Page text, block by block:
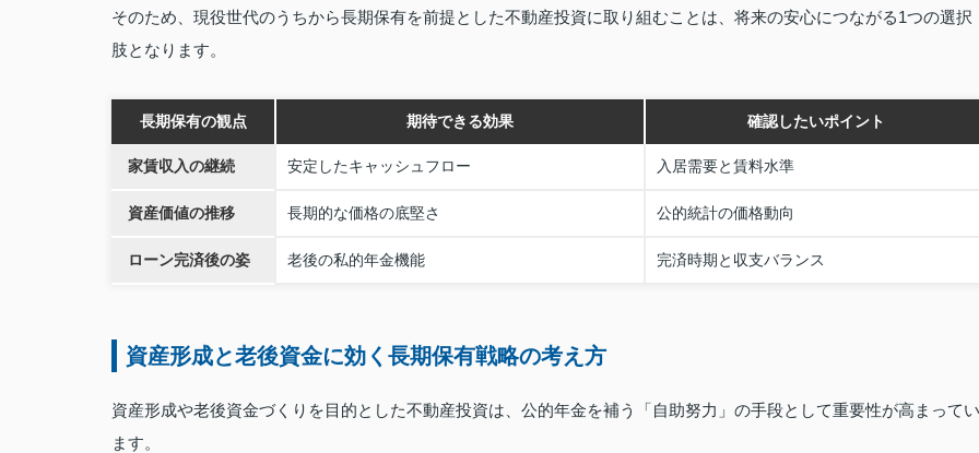
そのため、現役世代のうちから長期保有を前提とした不動産投資に取り組むことは、将来の安心につながる1つの選択
肢となります。
長期保有の観点 期待できる効果 確認したいポイント
家賃収入の継続 安定したキャッシュフロー 入居需要と賃料水準
資産価値の推移 長期的な価格の底堅さ 公的統計の価格動向
ローン完済後の姿 老後の私的年金機能 完済時期と収支バランス
資産形成と老後資金に効く長期保有戦略の考え方
資産形成や老後資金づくりを目的とした不動産投資は、公的年金を補う「自助努力」の手段として重要性が高まってい
ます。